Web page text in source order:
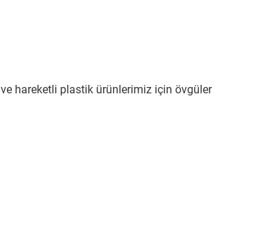
hareketli plastik ürünlerimiz için övgüler